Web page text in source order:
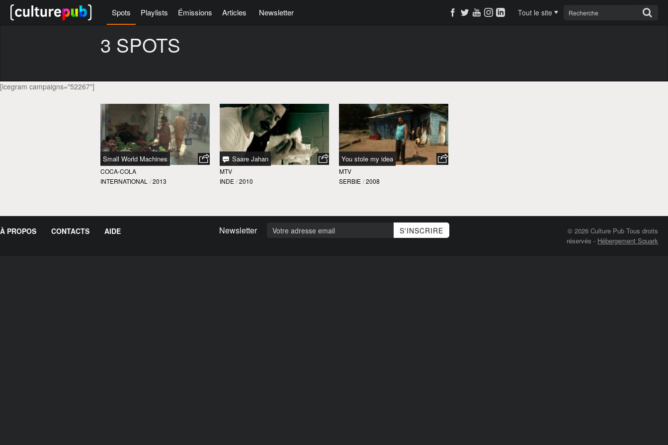
Spots Playlists Émissions Articles Newsletter Tout le site
3 SPOTS
[icegram campaigns="52267"]
Small World Machines
COCA-COLA
INTERNATIONAL / 2013
Saare Jahan
MTV
INDE / 2010
You stole my idea
MTV
SERBIE / 2008
À PROPOS CONTACTS AIDE Newsletter
© 2026 Culture Pub Tous droits
réservés - Hébergement Squark